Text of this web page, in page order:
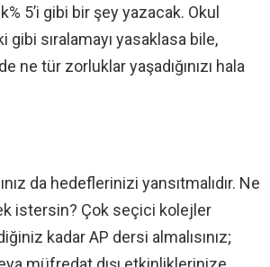
5’i gibi bir şey yazacak. Okul
gibi sıralamayı yasaklasa bile,
ne tür zorluklar yaşadığınızı hala
da hedeflerinizi yansıtmalıdır. Ne
istersin? Çok seçici kolejler
kadar AP dersi almalısınız;